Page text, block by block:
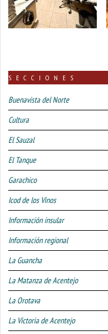
SECCIONES
Buenavista del Norte
Cultura
El Sauzal
El Tanque
Garachico
Icod de los Vinos
Información insular
Información regional
La Guancha
La Matanza de Acentejo
La Orotava
La Victoria de Acentejo